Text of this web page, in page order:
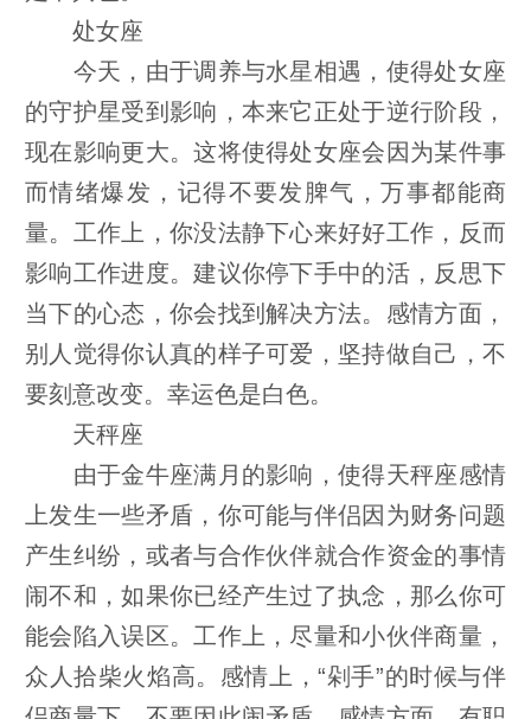
处女座
今天，由于调养与水星相遇，使得处女座
的守护星受到影响，本来它正处于逆行阶段，
现在影响更大。这将使得处女座会因为某件事
而情绪爆发，记得不要发脾气，万事都能商
量。工作上，你没法静下心来好好工作，反而
影响工作进度。建议你停下手中的活，反思下
当下的心态，你会找到解决方法。感情方面，
别人觉得你认真的样子可爱，坚持做自己，不
要刻意改变。幸运色是白色。
天秤座
由于金牛座满月的影响，使得天秤座感情
上发生一些矛盾，你可能与伴侣因为财务问题
产生纠纷，或者与合作伙伴就合作资金的事情
闹不和，如果你已经产生过了执念，那么你可
能会陷入误区。工作上，尽量和小伙伴商量，
众人拾柴火焰高。感情上，“剁手”的时候与伴